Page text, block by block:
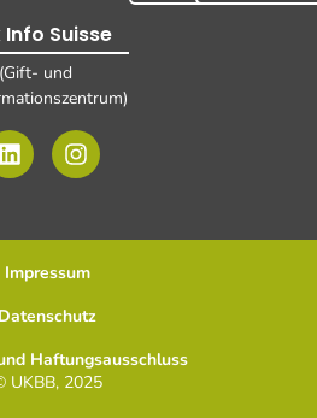
Info Suisse
(Gift- und
UKBB, 2025
Impressum
Datenschutz
Haftungsausschluss